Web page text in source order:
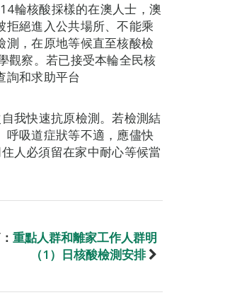
輪核酸採樣的在澳人士，澳
拒絕進入公共場所、不能乘
測，在原地等候直至核酸檢
觀察。若已接受本輪全民核
詢和求助平台
我快速抗原檢測。若檢測結
呼吸道症狀等不適，應儘快
人必須留在家中耐心等候當
重點人群和離家工作人群明
（1）日核酸檢測安排